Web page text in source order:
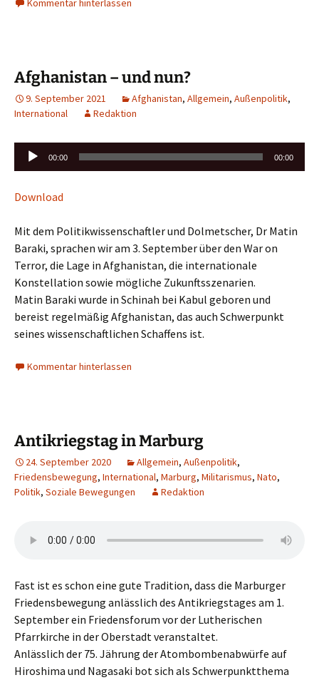
Kommentar hinterlassen
Afghanistan – und nun?
9. September 2021 Afghanistan, Allgemein, Außenpolitik,
International
Redaktion
Audio-
Player
00:00 00:00
Download
Mit dem Politikwissenschaftler und Dolmetscher, Dr Matin
Baraki, sprachen wir am 3. September über den War on
Terror, die Lage in Afghanistan, die internationale
Konstellation sowie mögliche Zukunftsszenarien.
Matin Baraki wurde in Schinah bei Kabul geboren und
bereist regelmäßig Afghanistan, das auch Schwerpunkt
seines wissenschaftlichen Schaffens ist.
Kommentar hinterlassen
Antikriegstag in Marburg
24. September 2020 Allgemein, Außenpolitik,
Friedensbewegung, International, Marburg, Militarismus, Nato,
Politik, Soziale Bewegungen Redaktion
Fast ist es schon eine gute Tradition, dass die Marburger
Friedensbewegung anlässlich des Antikriegstages am 1.
September ein Friedensforum vor der Lutherischen
Pfarrkirche in der Oberstadt veranstaltet.
Anlässlich der 75. Jährung der Atombombenabwürfe auf
Hiroshima und Nagasaki bot sich als Schwerpunktthema